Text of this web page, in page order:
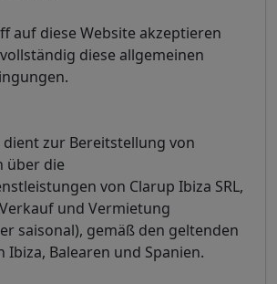
auf diese Website akzeptieren
diese allgemeinen
dient zur Bereitstellung von
über die
von Clarup Ibiza SRL,
und Vermietung
saisonal), gemäß den geltenden
Balearen und Spanien.